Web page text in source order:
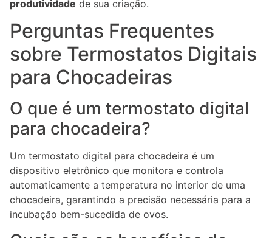
produtividade de sua criação.
Perguntas Frequentes
sobre Termostatos Digitais
para Chocadeiras
O que é um termostato digital
para chocadeira?
Um termostato digital para chocadeira é um
dispositivo eletrônico que monitora e controla
automaticamente a temperatura no interior de uma
chocadeira, garantindo a precisão necessária para a
incubação bem-sucedida de ovos.